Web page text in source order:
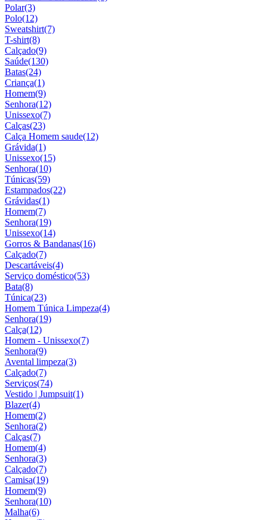
Polar(3)
Polo(12)
Sweatshirt(7)
T-shirt(8)
Calçado(9)
Saúde(130)
Batas(24)
Criança(1)
Homem(9)
Senhora(12)
Unissexo(7)
Calças(23)
Calça Homem saude(12)
Grávida(1)
Unissexo(15)
Senhora(10)
Túnicas(59)
Estampados(22)
Grávidas(1)
Homem(7)
Senhora(19)
Unissexo(14)
Gorros & Bandanas(16)
Calçado(7)
Descartáveis(4)
Serviço doméstico(53)
Bata(8)
Túnica(23)
Homem Túnica Limpeza(4)
Senhora(19)
Calça(12)
Homem - Unissexo(7)
Senhora(9)
Avental limpeza(3)
Calçado(7)
Serviços(74)
Vestido | Jumpsuit(1)
Blazer(4)
Homem(2)
Senhora(2)
Calças(7)
Homem(4)
Senhora(3)
Calçado(7)
Camisa(19)
Homem(9)
Senhora(10)
Malha(6)